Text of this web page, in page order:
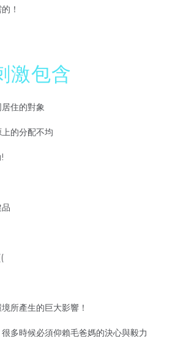
！
激包含
住的對象
的分配不均
所產生的巨大影響！
多時候必須仰賴毛爸媽的決心與毅力